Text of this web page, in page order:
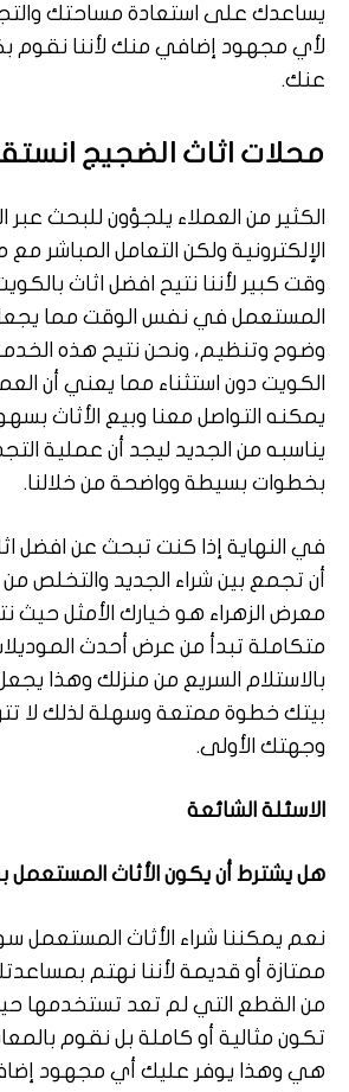
يساعدك على استعادة مساحتك
لأي مجهود إضافي منك لأننا نقوم
عنك.
محلات اثاث الضجيج
الكثير من العملاء يلجؤون للبحث عبر
الإلكترونية ولكن التعامل المباشر
وقت كبير لأننا نتيح افضل اثاث
المستعمل في نفس الوقت مما يجعل
وضوح وتنظيم، ونحن نتيح هذه
الكويت دون استثناء مما يعني أن
يمكنه التواصل معنا وبيع الأثاث
يناسبه من الجديد ليجد أن عملية
بخطوات بسيطة وواضحة من خلالنا.
في النهاية إذا كنت تبحث عن افضل
أن تجمع بين شراء الجديد والتخلص
معرض الزهراء هو خيارك الأمثل حيث
متكاملة تبدأ من عرض أحدث
بالاستلام السريع من منزلك وهذا
بيتك خطوة ممتعة وسهلة لذلك لا
وجهتك الأولى.
الاسئلة الشائعة
هل يشترط أن يكون الأثاث المستعمل
نعم يمكننا شراء الأثاث المستعمل
ممتازة أو قديمة لأننا نهتم
من القطع التي لم تعد تستخدمها
تكون مثالية أو كاملة بل نقوم
هي وهذا يوفر عليك أي مجهود